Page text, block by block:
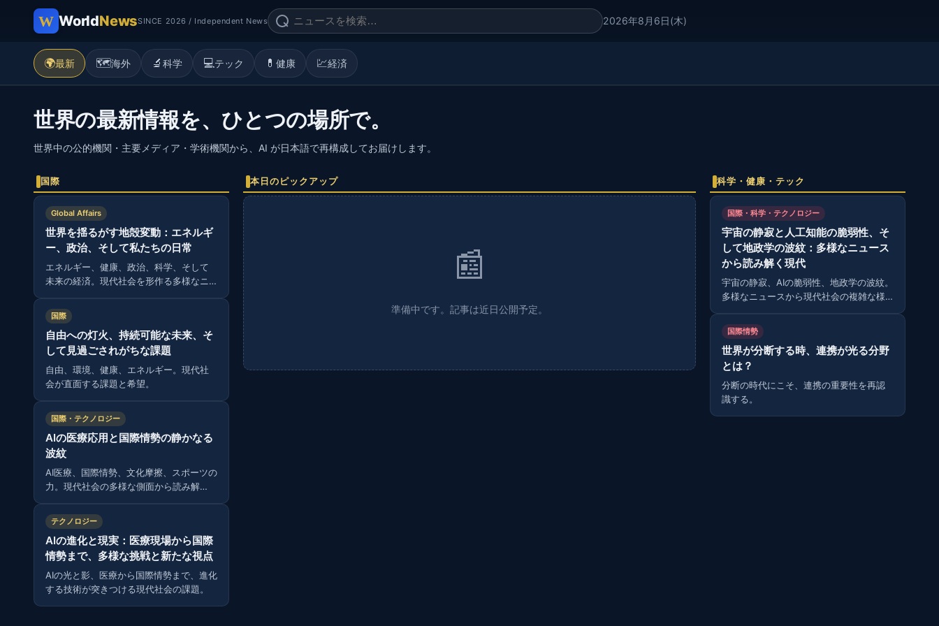
WorldNewsSINCE 2026 / Independent News 2026年8月6日(木)
🌍最新 🗺️海外 🔬 科学 💻テック 💊 健康 💹経済
世界の最新情報を、ひとつの場所で。
世界中の公的機関・主要メディア・学術機関から、AI が日本語で再構成してお届けします。
国際
Global Affairs
世界を揺るがす地殻変動：エネルギ
ー、政治、そして私たちの日常
エネルギー、健康、政治、科学、そして
未来の経済。現代社会を形作る多様なニ
点。
国際
自由への灯火、持続可能な未来、そ
して見過ごされがちな課題
自由、環境、健康、エネルギー。現代社
会が直面する課題と希望。
国際・テクノロジー
AIの医療応用と国際情勢の静かなる
波紋
AI医療、国際情勢、文化摩擦、スポーツの
力。現代社会の多様な側面から読み解
テクノロジー
AIの進化と現実：医療現場から国際
情勢まで、多様な挑戦と新たな視点
AIの光と影、医療から国際情勢まで、進化
する技術が突きつける現代社会の課題。
本日のピックアップ
📰
準備中です。記事は近日公開予定。
科学・健康・テック
国際・科学・テクノロジー
宇宙の静寂と人工知能の脆弱性、そ
して地政学の波紋：多様なニュース
から読み解く現代
宇宙の静寂、AIの脆弱性、地政学の波紋。
多様なニュースから現代社会の複雑な様
国際情勢
世界が分断する時、連携が光る分野
とは？
分断の時代にこそ、連携の重要性を再認
識する。